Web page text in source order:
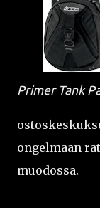
Primer Tank
ongelmaan
muodossa.